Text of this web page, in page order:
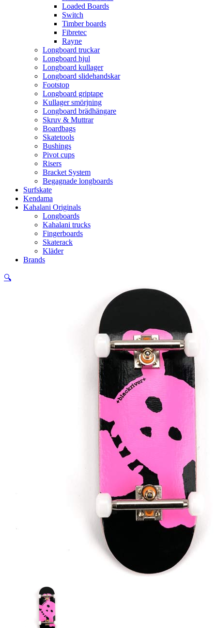
Loaded Boards
Switch
Timber boards
Fibretec
Rayne
Longboard truckar
Longboard hjul
Longboard kullager
Longboard slidehandskar
Footstop
Longboard griptape
Kullager smörjning
Longboard brädhängare
Skruv & Muttrar
Boardbags
Skatetools
Bushings
Pivot cups
Risers
Bracket System
Begagnade longboards
Surfskate
Kendama
Kahalani Originals
Longboards
Kahalani trucks
Fingerboards
Skaterack
Kläder
Brands
🔍